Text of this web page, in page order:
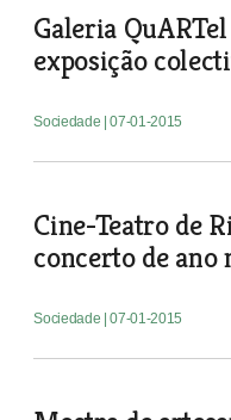
Galeria
exposição
Sociedade | 07-01-2015
Cine-Teatro de
concerto de ano
Sociedade | 07-01-2015